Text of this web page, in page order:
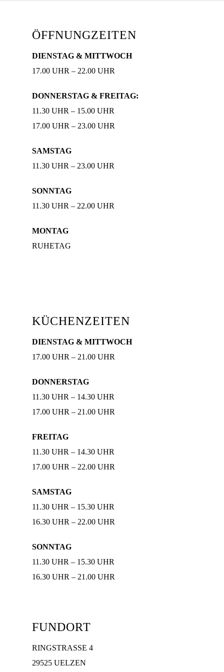
ÖFFNUNGZEITEN
DIENSTAG & MITTWOCH
17.00 UHR – 22.00 UHR
DONNERSTAG & FREITAG:
11.30 UHR – 15.00 UHR
17.00 UHR – 23.00 UHR
SAMSTAG
11.30 UHR – 23.00 UHR
SONNTAG
11.30 UHR – 22.00 UHR
MONTAG
RUHETAG
KÜCHENZEITEN
DIENSTAG & MITTWOCH
17.00 UHR – 21.00 UHR
DONNERSTAG
11.30 UHR – 14.30 UHR
17.00 UHR – 21.00 UHR
FREITAG
11.30 UHR – 14.30 UHR
17.00 UHR – 22.00 UHR
SAMSTAG
11.30 UHR – 15.30 UHR
16.30 UHR – 22.00 UHR
SONNTAG
11.30 UHR – 15.30 UHR
16.30 UHR – 21.00 UHR
FUNDORT
RINGSTRASSE 4
29525 UELZEN